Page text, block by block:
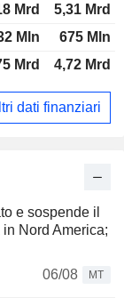
e sospende il
Nord America;
06/08
MT
Mrd
5,31 Mrd
Mln
675 Mln
Mrd 4,72 Mrd
dati finanziari